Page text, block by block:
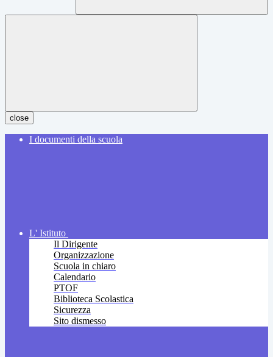
close
I documenti della scuola
L' Istituto
Il Dirigente
Organizzazione
Scuola in chiaro
Calendario
PTOF
Biblioteca Scolastica
Sicurezza
Sito dismesso